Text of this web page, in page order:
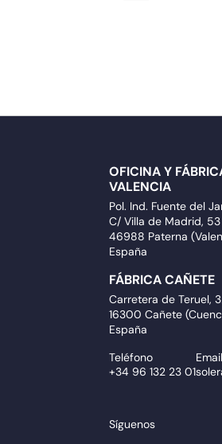
OFICINA Y
VALENCIA
Pol. Ind. Fuente del
C/ Villa de Madrid, 53
46988 Paterna
España
FÁBRICA CAÑETE
Carretera de Teruel,
16300 Cañete
España
Teléfono
+34 96 132 23 01
Email
Síguenos